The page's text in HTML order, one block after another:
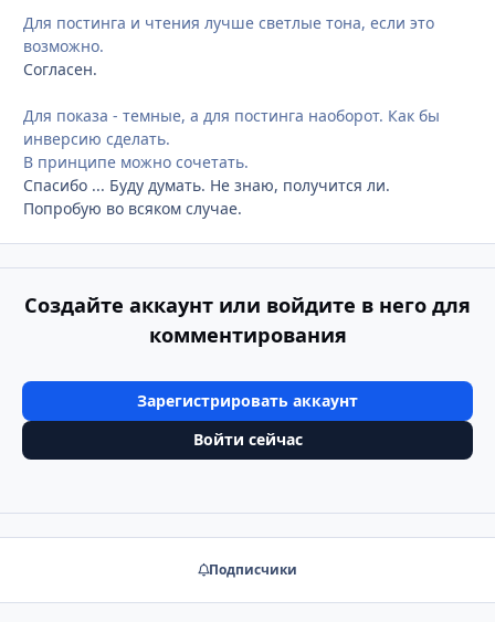
Для постинга и чтения лучше светлые тона, если это
возможно.
Согласен.
Для показа - темные, а для постинга наоборот. Как бы
инверсию сделать.
В принципе можно сочетать.
Спасибо ... Буду думать. Не знаю, получится ли.
Попробую во всяком случае.
Создайте аккаунт или войдите в него для
комментирования
Зарегистрировать аккаунт
Войти сейчас
Подписчики